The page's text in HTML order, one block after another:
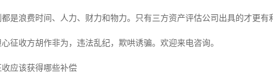
是浪费时间、人力、财力和物力。只有三方资产评估公司出具的才更
征收方胡作非为，违法乱纪，欺哄诱骗。欢迎来电咨询。
应该获得哪些补偿